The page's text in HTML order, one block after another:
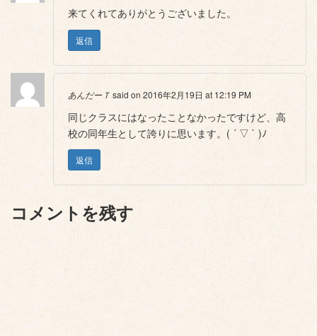
来てくれてありがとうございました。
返信
あんだーＴ said on 2016年2月19日 at 12:19 PM
同じクラスにはなったことなかったですけど、高
校の同年生として誇りに思います。( ´ ▽ ` )ﾉ
返信
コメントを残す